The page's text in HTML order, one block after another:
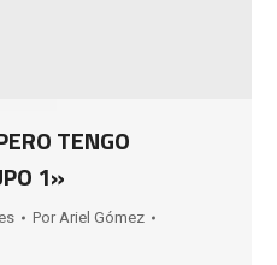
TENGO
1»
Por Ariel Gómez